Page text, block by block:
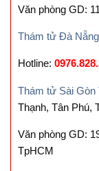
Văn phòng GD:
Thám tử Đà Nẵng
Hotline:
Thám tử Sài Gòn
Thạnh, Tân Phú,
Văn phòng GD:
TpHCM